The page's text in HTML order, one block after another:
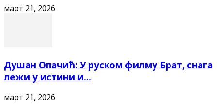
март 21, 2026
Душан Опачић: У руском филму Брат, снага
лежи у истини и...
март 21, 2026